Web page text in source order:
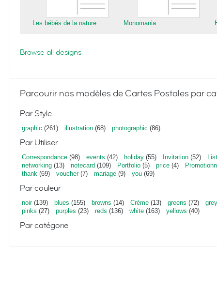
Les bébés de la nature Monomania
Browse all designs
Parcourir nos modèles de Cartes Postales par
Par Style
graphic (261) illustration (68) photographic (86)
Par Utiliser
Correspondance (98) events (42) holiday (55) Invitation (52)
networking (13) notecard (109) Portfolio (5) price (4)
thank (69) voucher(7) mariage (9) you (69)
Par couleur
noir(139) blues (155) browns (14) Crème (13) greens (72)
pinks (27) purples (23) reds (136) white (163) yellows (40)
Par catégorie